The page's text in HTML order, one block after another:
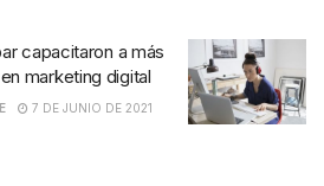
capacitaron a más
marketing digital
7 DE JUNIO DE 2021